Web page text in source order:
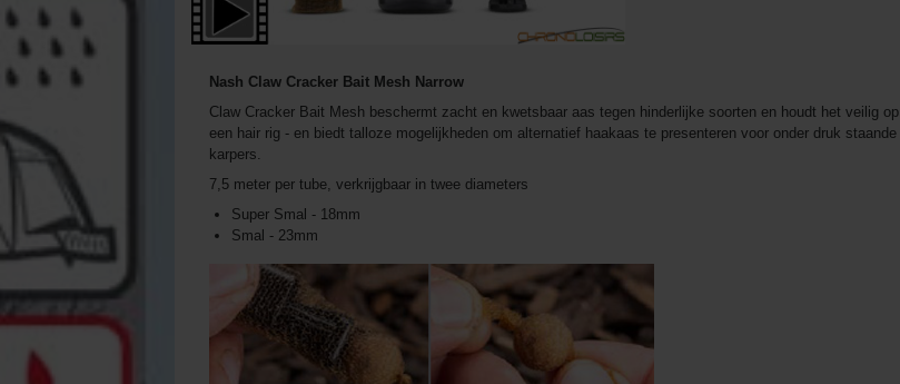
Nash Claw Cracker Bait Mesh Narrow
Claw Cracker Bait Mesh beschermt zacht en kwetsbaar aas tegen hinderlijke soorten en houdt het veilig op
een hair rig - en biedt talloze mogelijkheden om alternatief haakaas te presenteren voor onder druk staande
karpers.
7,5 meter per tube, verkrijgbaar in twee diameters
Super Smal - 18mm
Smal - 23mm